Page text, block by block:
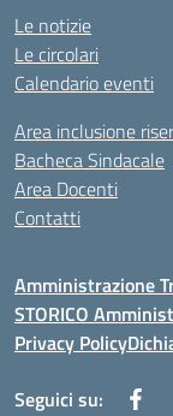
Le notizie
Le circolari
Calendario eventi
Area inclusione
Bacheca Sindacale
Area Docenti
Contatti
Amministrazione
STORICO
Privacy Policy
Seguici su: